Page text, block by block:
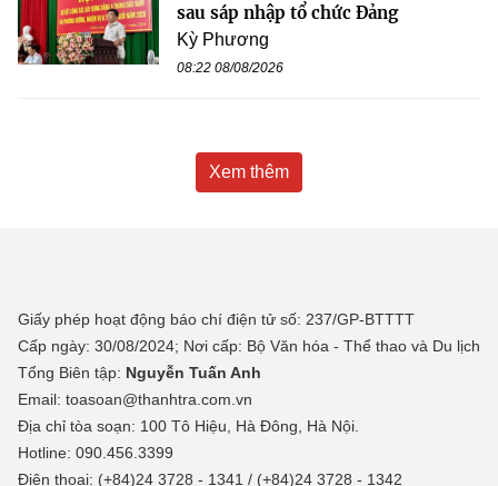
sau sáp nhập tổ chức Đảng
Kỳ Phương
08:22 08/08/2026
Xem thêm
Giấy phép hoạt động báo chí điện tử số: 237/GP-BTTTT
Cấp ngày: 30/08/2024; Nơi cấp: Bộ Văn hóa - Thể thao và Du lịch
Tổng Biên tập: Nguyễn Tuấn Anh
Email: toasoan@thanhtra.com.vn
Địa chỉ tòa soạn: 100 Tô Hiệu, Hà Đông, Hà Nội.
Hotline: 090.456.3399
Điện thoại: (+84)24 3728 - 1341 / (+84)24 3728 - 1342